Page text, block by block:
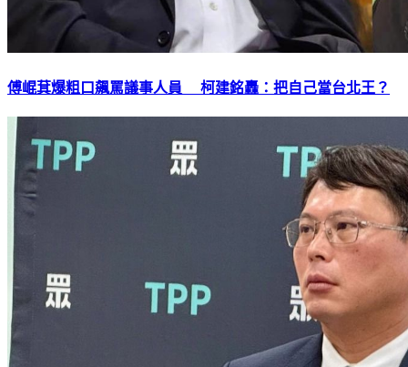
傅崐萁爆粗口飆罵議事人員 柯建銘轟：把自己當台北王？